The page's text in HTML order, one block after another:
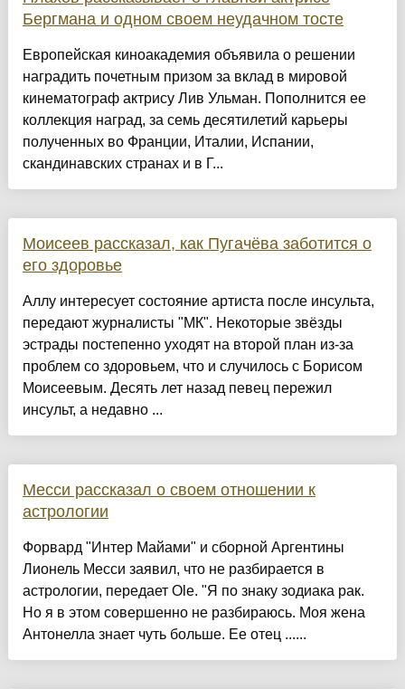
Бергмана и одном своем неудачном тосте
Европейская киноакадемия объявила о решении
наградить почетным призом за вклад в мировой
кинематограф актрису Лив Ульман. Пополнится ее
коллекция наград, за семь десятилетий карьеры
полученных во Франции, Италии, Испании,
скандинавских странах и в Г...
Моисеев рассказал, как Пугачёва заботится о
его здоровье
Аллу интересует состояние артиста после инсульта,
передают журналисты "МК". Некоторые звёзды
эстрады постепенно уходят на второй план из-за
проблем со здоровьем, что и случилось с Борисом
Моисеевым. Десять лет назад певец пережил
инсульт, а недавно ...
Месси рассказал о своем отношении к
астрологии
Форвард "Интер Майами" и сборной Аргентины
Лионель Месси заявил, что не разбирается в
астрологии, передает Ole. "Я по знаку зодиака рак.
Но я в этом совершенно не разбираюсь. Моя жена
Антонелла знает чуть больше. Ее отец ......